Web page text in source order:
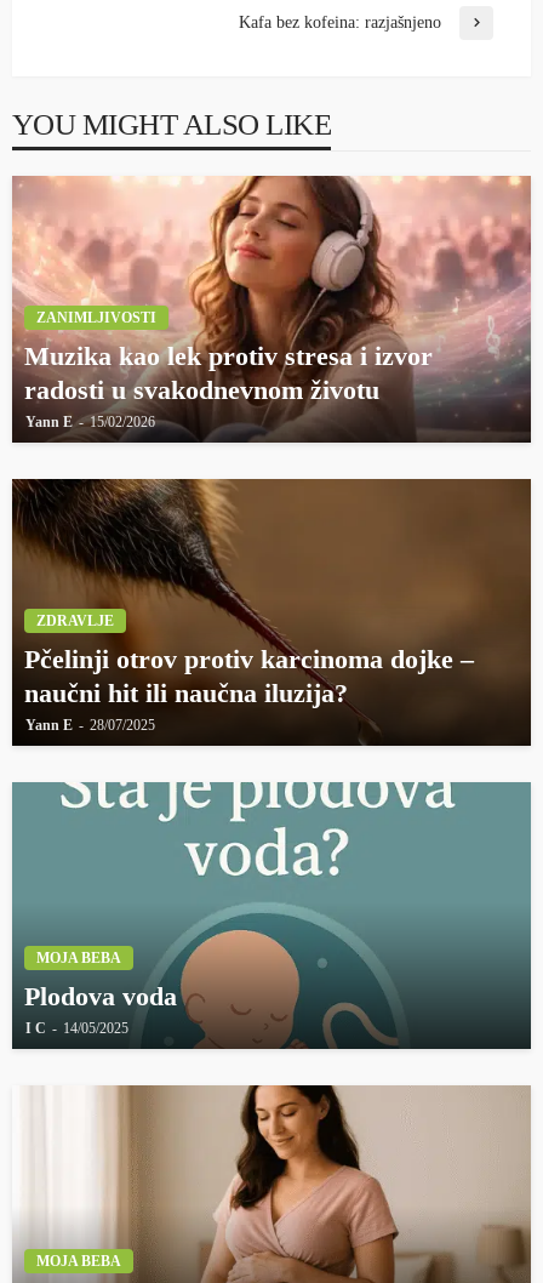
Kafa bez kofeina: razjašnjeno
YOU MIGHT ALSO LIKE
ZANIMLJIVOSTI
Muzika kao lek protiv stresa i izvor
radosti u svakodnevnom životu
Yann E 15/02/2026
ZDRAVLJE
Pčelinji otrov protiv karcinoma dojke –
naučni hit ili naučna iluzija?
Yann E 28/07/2025
MOJA BEBA
Plodova voda
I C 14/05/2025
MOJA BEBA